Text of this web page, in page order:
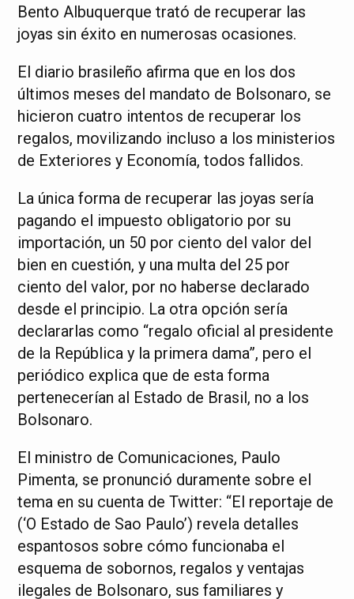
Bento Albuquerque trató de recuperar las
joyas sin éxito en numerosas ocasiones.
El diario brasileño afirma que en los dos
últimos meses del mandato de Bolsonaro, se
hicieron cuatro intentos de recuperar los
regalos, movilizando incluso a los ministerios
de Exteriores y Economía, todos fallidos.
La única forma de recuperar las joyas sería
pagando el impuesto obligatorio por su
importación, un 50 por ciento del valor del
bien en cuestión, y una multa del 25 por
ciento del valor, por no haberse declarado
desde el principio. La otra opción sería
declararlas como “regalo oficial al presidente
de la República y la primera dama”, pero el
periódico explica que de esta forma
pertenecerían al Estado de Brasil, no a los
Bolsonaro.
El ministro de Comunicaciones, Paulo
Pimenta, se pronunció duramente sobre el
tema en su cuenta de Twitter: “El reportaje de
(‘O Estado de Sao Paulo’) revela detalles
espantosos sobre cómo funcionaba el
esquema de sobornos, regalos y ventajas
ilegales de Bolsonaro, sus familiares y